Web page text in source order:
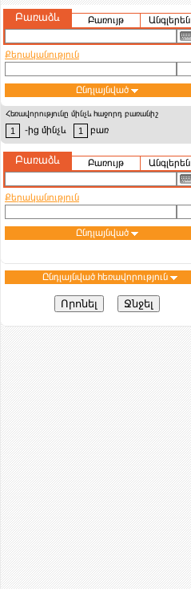
Բառաձև Բառույթ Անգլերեն
Քերականություն
Ընդլայնված
Հեռավորությունը մինչև հաջորդ բառանիշ
-ից մինչև բառ
Բառաձև Բառույթ Անգլերեն
Քերականություն
Ընդլայնված
Ընդլայնված հեռավորություն